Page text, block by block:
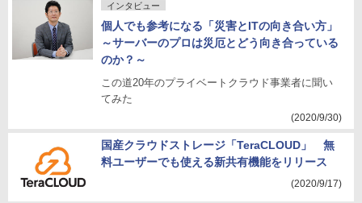
インタビュー
個人でも参考になる「災害とITの向き合い方」
～サーバーのプロは災厄とどう向き合っている
のか？～
この道20年のプライベートクラウド事業者に聞い
てみた
(2020/9/30)
国産クラウドストレージ「TeraCLOUD」 無
料ユーザーでも使える新共有機能をリリース
(2020/9/17)